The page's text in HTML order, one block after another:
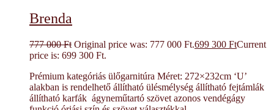
Brenda
777 000Ft Original price was: 777 000 Ft.699 300 FtCurrent
price is: 699 300 Ft.
Prémium kategóriás ülőgarnitúra Méret: 272×232cm ‘U’
alakban is rendelhető állítható ülésmélység állítható fejtámlák
állítható karfák ágyneműtartó szövet azonos vendégágy